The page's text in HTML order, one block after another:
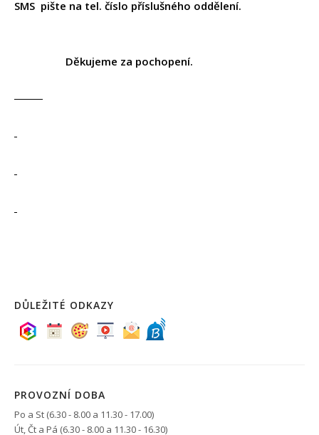
SMS pište na tel. číslo příslušného oddělení.
Děkujeme za pochopení.
DŮLEŽITÉ ODKAZY
PROVOZNÍ DOBA
Po a St (6.30 - 8.00 a 11.30 - 17.00)
Út, Čt a Pá (6.30 - 8.00 a 11.30 - 16.30)